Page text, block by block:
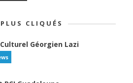
CLIQUÉS
Géorgien Lazi